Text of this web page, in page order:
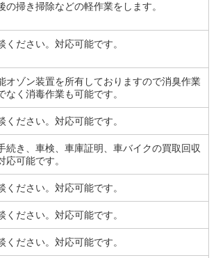
の掃き掃除などの軽作業をします。
ください。対応可能です。
オゾン装置を所有しておりますので消臭作業
なく消毒作業も可能です。
ください。対応可能です。
続き、車検、車庫証明、車バイクの買取回収
応可能です。
ください。対応可能です。
ください。対応可能です。
ください。対応可能です。